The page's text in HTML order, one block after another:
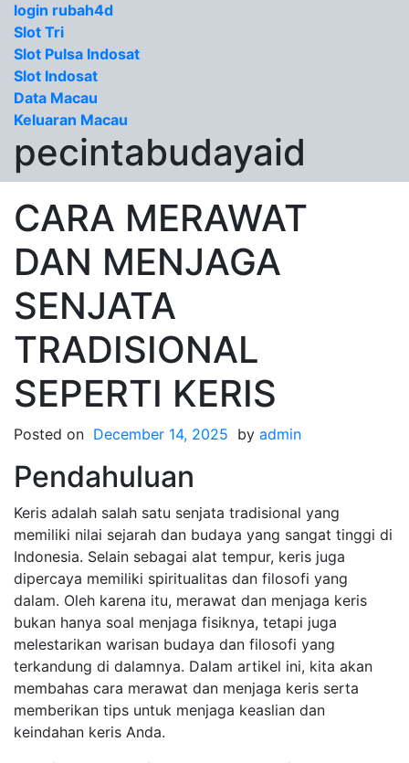
login rubah4d
Slot Tri
Slot Pulsa Indosat
Slot Indosat
Data Macau
Keluaran Macau
pecintabudayaid
CARA MERAWAT
DAN MENJAGA
SENJATA
TRADISIONAL
SEPERTI KERIS
Posted on December 14, 2025 by admin
Pendahuluan
Keris adalah salah satu senjata tradisional yang
memiliki nilai sejarah dan budaya yang sangat tinggi di
Indonesia. Selain sebagai alat tempur, keris juga
dipercaya memiliki spiritualitas dan filosofi yang
dalam. Oleh karena itu, merawat dan menjaga keris
bukan hanya soal menjaga fisiknya, tetapi juga
melestarikan warisan budaya dan filosofi yang
terkandung di dalamnya. Dalam artikel ini, kita akan
membahas cara merawat dan menjaga keris serta
memberikan tips untuk menjaga keaslian dan
keindahan keris Anda.